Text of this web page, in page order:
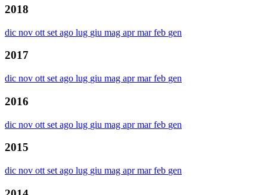
2018
dic nov ott set ago lug giu mag aprmarfeb gen
2017
dic nov ott set ago lug giu mag aprmarfeb gen
2016
dic nov ott set ago lug giu mag aprmarfeb gen
2015
dic nov ott set ago lug giu mag aprmarfeb gen